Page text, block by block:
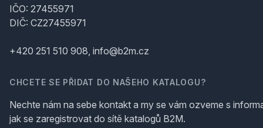
IČO: 27455971
DIČ: CZ27455971
+420 251 510 908, info@b2m.cz
CHCETE SE PŘIDAT DO NAŠEHO KATALOGU?
Nechte nám na sebe kontakt a my se vám ozveme s
jak se zaregistrovat do sítě katalogů B2M.